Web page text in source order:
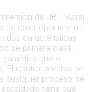
de JBT Marel
de calor óptima y un
dos características
de primera clase.
que el
El control preciso de
cualquier proceso de
tiene que